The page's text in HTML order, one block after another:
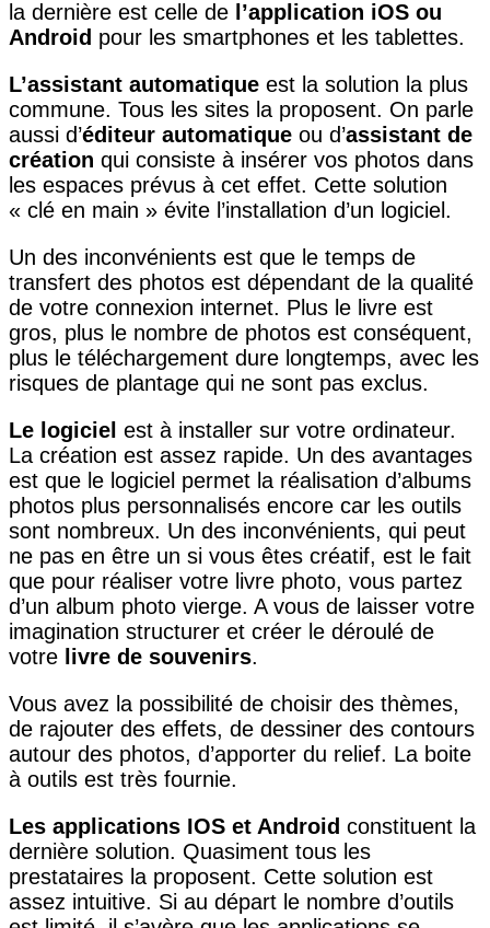
la dernière est celle de l’application iOS ou
Android pour les smartphones et les tablettes.
L’assistant automatique est la solution la plus
commune. Tous les sites la proposent. On parle
aussi d’éditeur automatique ou d’assistant de
création qui consiste à insérer vos photos dans
les espaces prévus à cet effet. Cette solution
« clé en main » évite l’installation d’un logiciel.
Un des inconvénients est que le temps de
transfert des photos est dépendant de la qualité
de votre connexion internet. Plus le livre est
gros, plus le nombre de photos est conséquent,
plus le téléchargement dure longtemps, avec les
risques de plantage qui ne sont pas exclus.
Le logiciel est à installer sur votre ordinateur.
La création est assez rapide. Un des avantages
est que le logiciel permet la réalisation d’albums
photos plus personnalisés encore car les outils
sont nombreux. Un des inconvénients, qui peut
ne pas en être un si vous êtes créatif, est le fait
que pour réaliser votre livre photo, vous partez
d’un album photo vierge. A vous de laisser votre
imagination structurer et créer le déroulé de
votre livre de souvenirs.
Vous avez la possibilité de choisir des thèmes,
de rajouter des effets, de dessiner des contours
autour des photos, d’apporter du relief. La boite
à outils est très fournie.
Les applications IOS et Android constituent la
dernière solution. Quasiment tous les
prestataires la proposent. Cette solution est
assez intuitive. Si au départ le nombre d’outils